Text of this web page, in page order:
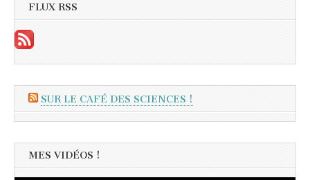
FLUX RSS
SUR LE CAFÉ DES SCIENCES !
MES VIDÉOS !